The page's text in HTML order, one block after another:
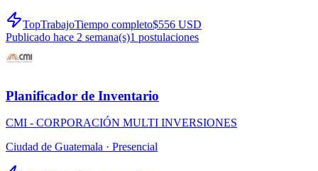
TopTrabajoTiempo completo$556 USD
Publicado hace 2 semana(s)1 postulaciones
Planificador de Inventario
CMI - CORPORACIÓN MULTI INVERSIONES
Ciudad de Guatemala · Presencial